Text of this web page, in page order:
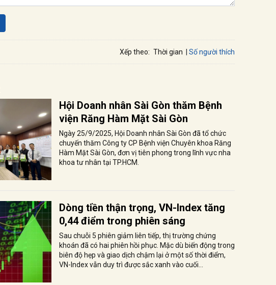
Xếp theo: Thời gian Số người thích
Hội Doanh nhân Sài Gòn thăm Bệnh
viện Răng Hàm Mặt Sài Gòn
Ngày 25/9/2025, Hội Doanh nhân Sài Gòn đã tổ chức
chuyến thăm Công ty CP Bệnh viện Chuyên khoa Răng
Hàm Mặt Sài Gòn, đơn vị tiên phong trong lĩnh vực nha
khoa tư nhân tại TP.HCM.
Dòng tiền thận trọng, VN-Index tăng
0,44 điểm trong phiên sáng
Sau chuỗi 5 phiên giảm liên tiếp, thị trường chứng
khoán đã có hai phiên hồi phục. Mặc dù biến động trong
biên độ hẹp và giao dịch chậm lại ở một số thời điểm,
VN-Index vẫn duy trì được sắc xanh vào cuối...